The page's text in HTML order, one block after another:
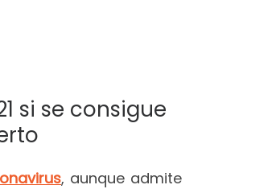
si se consigue
, aunque admite